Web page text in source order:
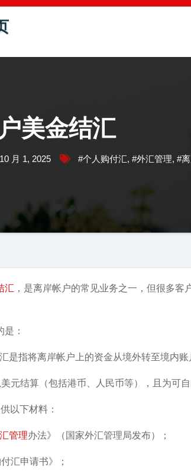
美金结汇
10 月 1, 2025 #个人购付汇, #外汇管理, #
汇 ，是离岸帐户的常见业务之一，但很多
：
是指将离岸帐户上的资金从境外转至境内账
元结算（包括港币、人民币等），且为可
以下材料：
管理办法》（国家外汇管理局发布）；
汇申请书》；